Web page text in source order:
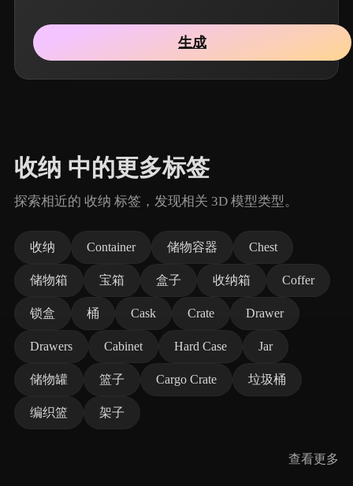
生成
收纳 中的更多标签
探索相近的 收纳 标签，发现相关 3D 模型类型。
收纳 Container 储物容器 Chest
储物箱 宝箱 盒子 收纳箱 Coffer
锁盒 桶 Cask Crate Drawer
Drawers Cabinet Hard Case Jar
储物罐 篮子 Cargo Crate 垃圾桶
编织篮 架子
查看更多